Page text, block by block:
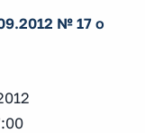
№ 17 о